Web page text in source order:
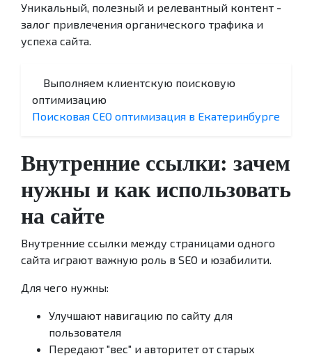
Уникальный, полезный и релевантный контент -
залог привлечения органического трафика и
успеха сайта.
Выполняем клиентскую поисковую
оптимизацию
Поисковая СЕО оптимизация в Екатеринбурге
Внутренние ссылки: зачем
нужны и как использовать
на сайте
Внутренние ссылки между страницами одного
сайта играют важную роль в SEO и юзабилити.
Для чего нужны:
Улучшают навигацию по сайту для
пользователя
Передают "вес" и авторитет от старых